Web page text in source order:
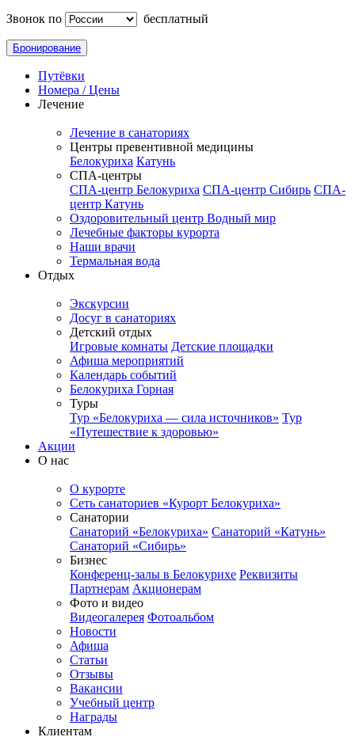
Звонок по
бесплатный
Бронирование
Путёвки
Номера / Цены
Лечение
Лечение в санаториях
Центры превентивной медицины
Белокуриха Катунь
СПА-центры
СПА-центр Белокуриха СПА-центр Сибирь СПА-
центр Катунь
Оздоровительный центр Водный мир
Лечебные факторы курорта
Наши врачи
Термальная вода
Отдых
Экскурсии
Досуг в санаториях
Детский отдых
Игровые комнаты Детские площадки
Афиша мероприятий
Календарь событий
Белокуриха Горная
Туры
Тур «Белокуриха — сила источников» Тур
«Путешествие к здоровью»
Акции
О нас
О курорте
Сеть санаториев «Курорт Белокуриха»
Санатории
Санаторий «Белокуриха» Санаторий «Катунь»
Санаторий «Сибирь»
Бизнес
Конференц-залы в Белокурихе Реквизиты
Партнерам Акционерам
Фото и видео
Видеогалерея Фотоальбом
Новости
Афиша
Статьи
Отзывы
Вакансии
Учебный центр
Награды
Клиентам